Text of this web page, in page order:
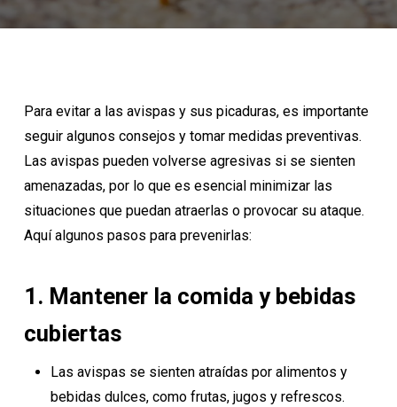
Para evitar a las avispas y sus picaduras, es importante
seguir algunos consejos y tomar medidas preventivas.
Las avispas pueden volverse agresivas si se sienten
amenazadas, por lo que es esencial minimizar las
situaciones que puedan atraerlas o provocar su ataque.
Aquí algunos pasos para prevenirlas:
1. Mantener la comida y bebidas
cubiertas
Las avispas se sienten atraídas por alimentos y
bebidas dulces, como frutas, jugos y refrescos.